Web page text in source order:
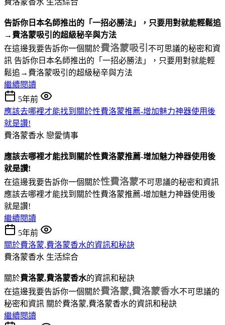
告訴你日本名師推出的「一招必勝法」，只要用對就能輕鬆追
→費洛蒙吸引的超級秘辛與方法
在這邊我要告訴你一個關於費洛蒙吸引 不可思議的秘密和資
訊 告訴你日本名師推出的「一招必勝法」，只要用對就能輕
鬆追→費洛蒙吸引的超級秘辛與方法
繼續閱讀
5年前
應該去哪裡才能找到關於性費洛蒙推薦-增加魅力神器使用後
就是讚!
費洛蒙香水 戀愛情事
應該去哪裡才能找到關於性費洛蒙推薦-增加魅力神器使用後
就是讚!
在這邊我要告訴你一個關於性費洛蒙不可思議的秘密和資訊
應該去哪裡才能找到關於性費洛蒙推薦-增加魅力神器使用後
就是讚!
繼續閱讀
5年前
關於費洛蒙,費洛蒙香水的資訊和秘訣
費洛蒙香水 生活綜合
關於費洛蒙,費洛蒙香水的資訊和秘訣
在這邊我要告訴你一個關於費洛蒙,費洛蒙香水不可思議的
秘密和資訊 關於費洛蒙,費洛蒙香水的資訊和秘訣
繼續閱讀